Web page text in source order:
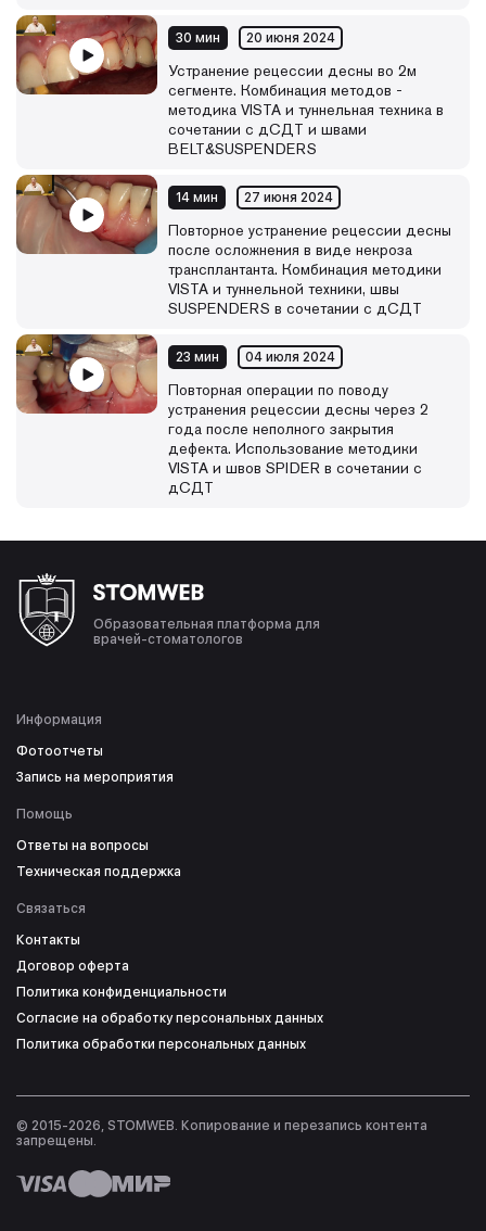
30 мин 20 июня 2024
Устранение рецессии десны во 2м
сегменте. Комбинация методов -
методика VISTA и туннельная техника в
сочетании с дСДТ и швами
BELT&SUSPENDERS
14 мин 27 июня 2024
Повторное устранение рецессии десны
после осложнения в виде некроза
трансплантанта. Комбинация методики
VISTA и туннельной техники, швы
SUSPENDERS в сочетании с дСДТ
23 мин 04 июля 2024
Повторная операции по поводу
устранения рецессии десны через 2
года после неполного закрытия
дефекта. Использование методики
VISTA и швов SPIDER в сочетании с
дСДТ
Образовательная платформа для
врачей-стоматологов
Информация
Фотоотчеты
Запись на мероприятия
Помощь
Ответы на вопросы
Техническая поддержка
Связаться
Контакты
Договор оферта
Политика конфиденциальности
Согласие на обработку персональных данных
Политика обработки персональных данных
© 2015-2026, STOMWEB. Копирование и перезапись контента
запрещены.